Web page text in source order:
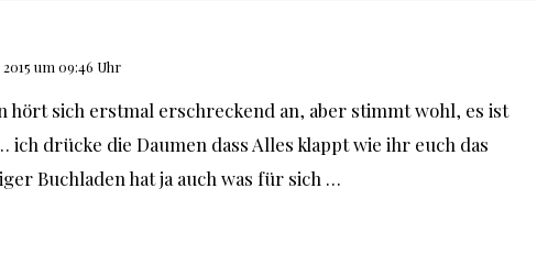
um 09:46 Uhr
hört sich erstmal erschreckend an, aber stimmt wohl, es ist
ich drücke die Daumen dass Alles klappt wie ihr euch das
Buchladen hat ja auch was für sich …